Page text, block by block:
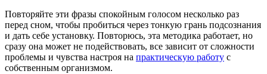
Повторяйте эти фразы спокойным голосом несколько раз
перед сном, чтобы пробиться через тонкую грань подсознания
и дать себе установку. Повторюсь, эта методика работает, но
сразу она может не подействовать, все зависит от сложности
проблемы и чувства настроя на практическую работу с
собственным организмом.